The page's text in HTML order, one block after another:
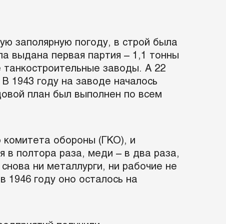
заполярную погоду, в строй была
выдана первая партия – 1,1 тонны
танкостроительные заводы. А 22
1943 году на заводе началось
план был выполнен по всем
комитета обороны (ГКО), и
в полтора раза, меди – в два раза,
ни металлурги, ни рабочие не
1946 году оно осталось на